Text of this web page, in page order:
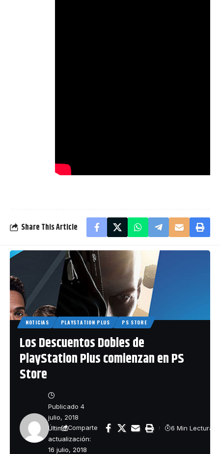
Share This Article
NOTICIAS PLAYSTATION PLUS PS STORE
Los Descuentos Dobles de
PlayStation Plus comienzan en PS
Store
Última
actualización:
16 julio, 2018
Publicado 4
julio, 2018
Comparte 6 Min Lectura